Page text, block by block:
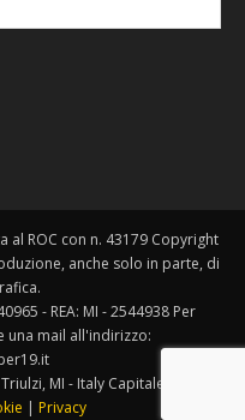
al ROC con n. 43179 Copyright
anche solo in parte, di
- REA: MI - 2544938 Per
una mail all'indirizzo:
MI - Italy Capitale Sociale:
| Privacy